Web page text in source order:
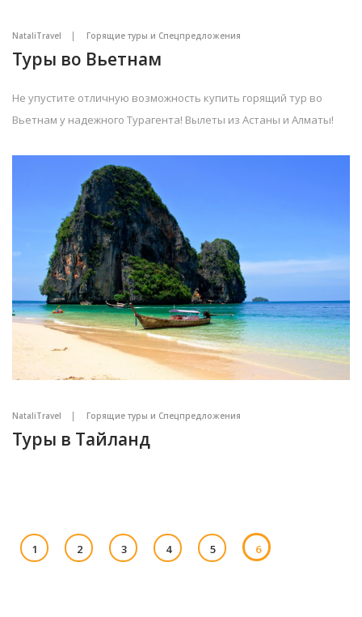
NataliTravel Горящие туры и Спецпредложения
Туры во Вьетнам
Не упустите отличную возможность купить горящий тур во
Вьетнам у надежного Турагента! Вылеты из Астаны и Алматы!
NataliTravel Горящие туры и Спецпредложения
Туры в Тайланд
1 2 3 4 5 6